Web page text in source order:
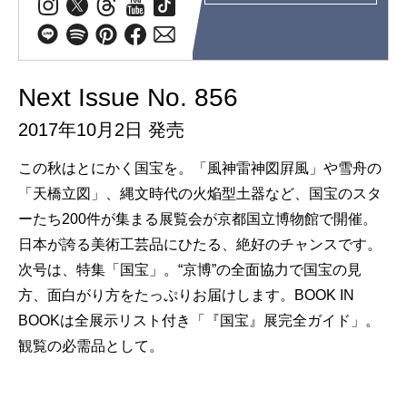
Next Issue No. 856
2017年10月2日 発売
この秋はとにかく国宝を。「風神雷神図屛風」や雪舟の
「天橋立図」、縄文時代の火焔型土器など、国宝のスタ
ーたち200件が集まる展覧会が京都国立博物館で開催。
日本が誇る美術工芸品にひたる、絶好のチャンスです。
次号は、特集「国宝」。“京博”の全面協力で国宝の見
方、面白がり方をたっぷりお届けします。BOOK IN
BOOKは全展示リスト付き「『国宝』展完全ガイド」。
観覧の必需品として。